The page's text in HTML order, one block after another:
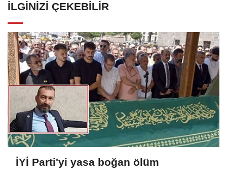
İLGINIZI ÇEKEBILIR
İYİ Parti'yi yasa boğan ölüm